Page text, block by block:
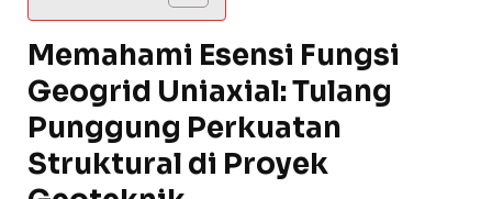
Memahami Esensi Fungsi
Geogrid Uniaxial: Tulang
Punggung Perkuatan
Struktural di Proyek